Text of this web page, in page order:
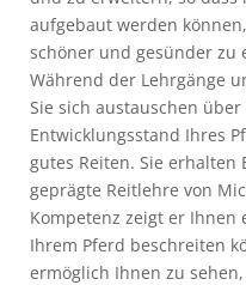
aufgebaut werden
schöner und gesünder zu
Während der Lehrgänge
Sie sich austauschen
Entwicklungsstand Ihres
gutes Reiten. Sie erhalten
geprägte Reitlehre von
Kompetenz zeigt er Ihnen
Ihrem Pferd beschreiten
ermöglich Ihnen zu